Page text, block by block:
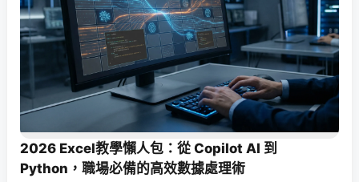
2026 Excel教學懶人包：從 Copilot AI 到
Python，職場必備的高效數據處理術